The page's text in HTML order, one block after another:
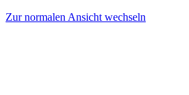
Zur normalen Ansicht wechseln